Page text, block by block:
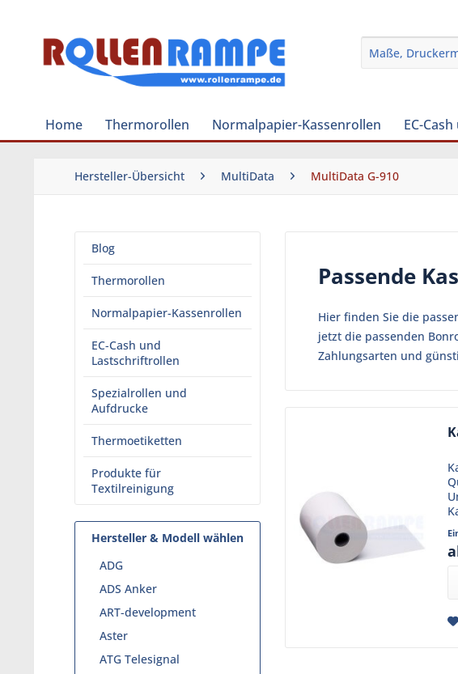
Home Thermorollen Normalpapier-Kassenrollen EC-
Hersteller-Übersicht MultiData MultiData G-910
Blog
Thermorollen
Normalpapier-Kassenrollen
EC-Cash und
Lastschriftrollen
Spezialrollen und
Aufdrucke
Thermoetiketten
Produkte für
Textilreinigung
Hersteller & Modell wählen
ADG
ADS Anker
ART-development
Aster
ATG Telesignal
Passende
Hier finden Sie die
jetzt die passenden
Zahlungsarten und